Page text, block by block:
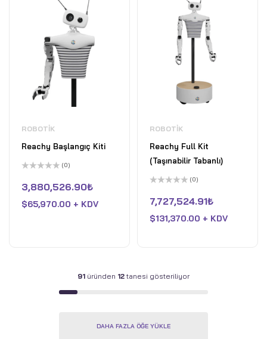
ROBOTIK
Reachy Başlangıç Kiti
üzerinden
0
aldı
(0)
3,880,526.90₺
$65,970.00 + KDV
ROBOTIK
Reachy Full Kit
(Taşınabilir Tabanlı)
üzerinden
0
aldı
(0)
7,727,524.91₺
$131,370.00 + KDV
91 üründen 12 tanesi gösteriliyor
DAHA FAZLA ÖĞE YÜKLE